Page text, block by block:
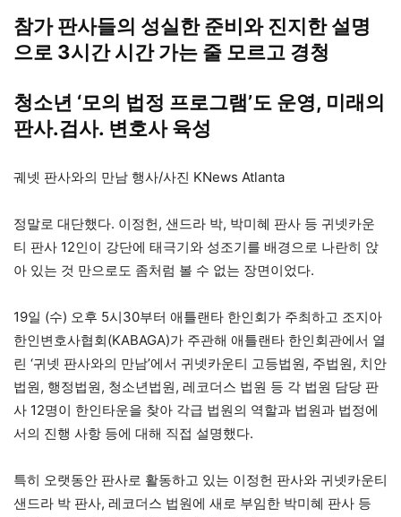
참가 판사들의 성실한 준비와 진지한 설명
으로 3시간 시간 가는 줄 모르고 경청
청소년 ‘모의 법정 프로그램’도 운영, 미래의
판사.검사. 변호사 육성
궤넷 판사와의 만남 행사/사진 KNews Atlanta
정말로 대단했다. 이정헌, 샌드라 박, 박미혜 판사 등 귀넷카운
티 판사 12인이 강단에 태극기와 성조기를 배경으로 나란히 앉
아 있는 것 만으로도 좀처럼 볼 수 없는 장면이었다.
19일 (수) 오후 5시30부터 애틀랜타 한인회가 주최하고 조지아
한인변호사협회(KABAGA)가 주관해 애틀랜타 한인회관에서 열
린 ‘귀넷 판사와의 만남’에서 귀넷카운티 고등법원, 주법원, 치안
법원, 행정법원, 청소년법원, 레코더스 법원 등 각 법원 담당 판
사 12명이 한인타운을 찾아 각급 법원의 역할과 법원과 법정에
서의 진행 사항 등에 대해 직접 설명했다.
특히 오랫동안 판사로 활동하고 있는 이정헌 판사와 귀넷카운티
샌드라 박 판사, 레코더스 법원에 새로 부임한 박미혜 판사 등